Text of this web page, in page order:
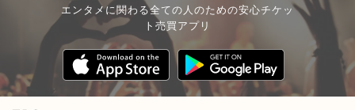
エンタメに関わる全ての人のための安心チケッ
ト売買アプリ